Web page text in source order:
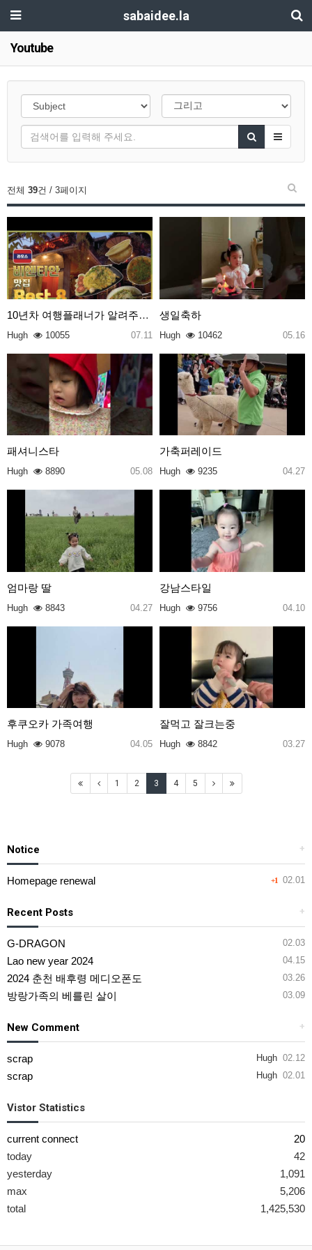
sabaidee.la
Youtube
전체 39건 / 3페이지
10년차 여행플래너가 알려주는 라오스 비엔티안 맛집 B…
Hugh 10055 07.11
생일축하
Hugh 10462 05.16
패셔니스타
Hugh 8890 05.08
가축퍼레이드
Hugh 9235 04.27
엄마랑 딸
Hugh 8843 04.27
강남스타일
Hugh 9756 04.10
후쿠오카 가족여행
Hugh 9078 04.05
잘먹고 잘크는중
Hugh 8842 03.27
1 2 3 4 5
+
Notice
+1 02.01
Homepage renewal
+
Recent Posts
02.03
G-DRAGON
04.15
Lao new year 2024
03.26
2024 춘천 배후령 메디오폰도
03.09
방랑가족의 베를린 살이
+
New Comment
Hugh 02.12
scrap
Hugh 02.01
scrap
Vistor Statistics
current connect
20
today
42
yesterday
1,091
max
5,206
total
1,425,530